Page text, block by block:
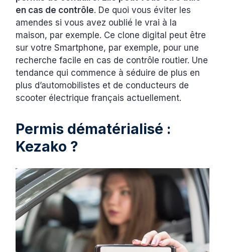
en cas de contrôle. De quoi vous éviter les
amendes si vous avez oublié le vrai à la
maison, par exemple. Ce clone digital peut être
sur votre Smartphone, par exemple, pour une
recherche facile en cas de contrôle routier. Une
tendance qui commence à séduire de plus en
plus d’automobilistes et de conducteurs de
scooter électrique français actuellement.
Permis dématérialisé :
Kezako ?